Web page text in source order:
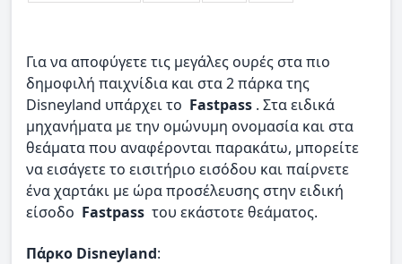
Για να αποφύγετε τις μεγάλες ουρές στα πιο
δημοφιλή παιχνίδια και στα 2 πάρκα της
Disneyland υπάρχει το Fastpass . Στα ειδικά
μηχανήματα με την ομώνυμη ονομασία και στα
θεάματα που αναφέρονται παρακάτω, μπορείτε
να εισάγετε το εισιτήριο εισόδου και παίρνετε
ένα χαρτάκι με ώρα προσέλευσης στην ειδική
είσοδο Fastpass του εκάστοτε θεάματος.
Πάρκο Disneyland: